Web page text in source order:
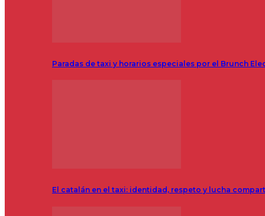
Paradas de taxi y horarios especiales por el Brunch
El catalán en el taxi: identidad, respeto y lucha